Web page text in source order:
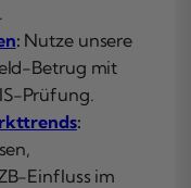
: Nutze unsere
Betrug mit
Prüfung.
:
Einfluss im